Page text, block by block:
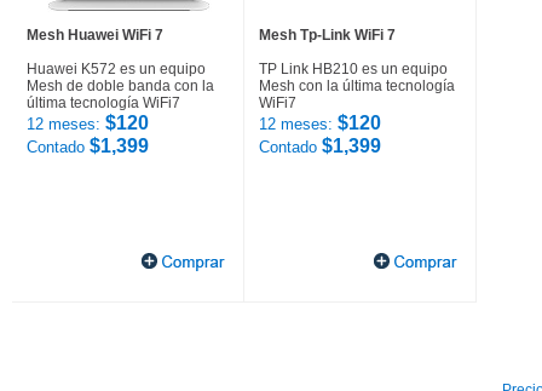
Mesh Huawei WiFi 7
Huawei K572 es un equipo
Mesh de doble banda con la
última tecnología WiFi7
12 meses: $120
Contado $1,399
Mesh Tp-Link WiFi 7
TP Link HB210 es un equipo
Mesh con la última tecnología
WiFi7
12 meses: $120
Contado $1,399